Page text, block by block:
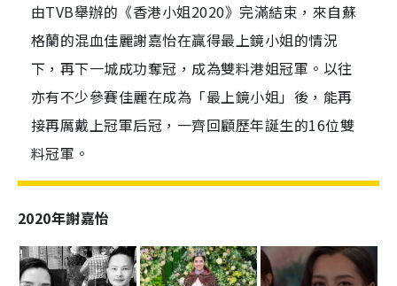
由TVB舉辦的《香港小姐2020》完滿結束，來自蘇
格蘭的混血佳麗謝嘉怡在贏得最上鏡小姐的情況
下，再下一城成功奪冠，成為雙料港姐冠軍。以往
亦有不少參賽佳麗在成為「最上鏡小姐」後，能再
接再厲戴上冠軍后冠，一齊回顧歷年誕生的16位雙
料冠軍。
2020年謝嘉怡